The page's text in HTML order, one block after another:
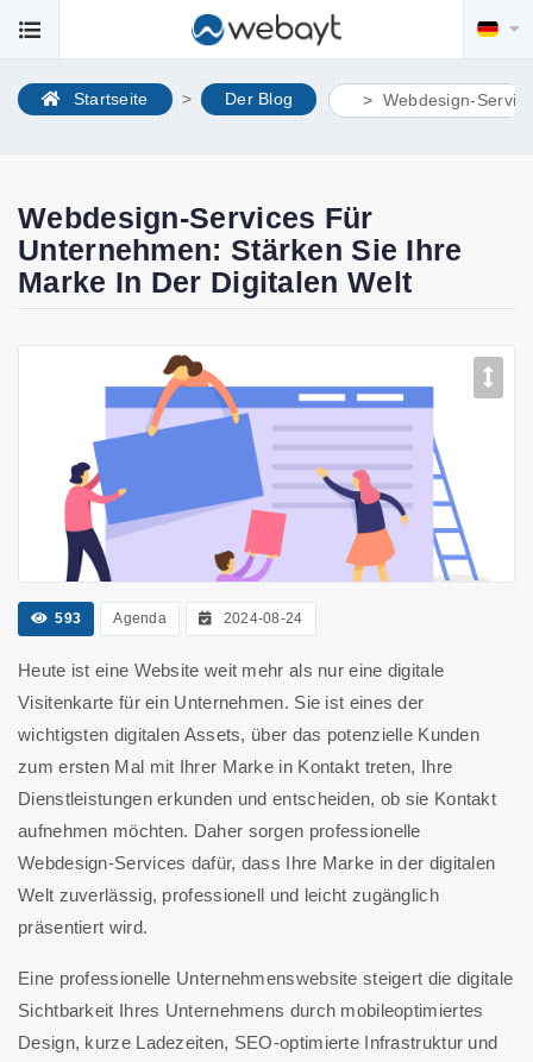
Startseite Der Blog Webdesign-
Webdesign-Services Für
Unternehmen: Stärken Sie Ihre
Marke In Der Digitalen Welt
593 Agenda 2024-08-24
Heute ist eine Website weit mehr als nur eine digitale
Visitenkarte für ein Unternehmen. Sie ist eines der
wichtigsten digitalen Assets, über das potenzielle Kunden
zum ersten Mal mit Ihrer Marke in Kontakt treten, Ihre
Dienstleistungen erkunden und entscheiden, ob sie Kontakt
aufnehmen möchten. Daher sorgen professionelle
Webdesign-Services dafür, dass Ihre Marke in der digitalen
Welt zuverlässig, professionell und leicht zugänglich
präsentiert wird.
Eine professionelle Unternehmenswebsite steigert die digitale
Sichtbarkeit Ihres Unternehmens durch mobileoptimiertes
Design, kurze Ladezeiten, SEO-optimierte Infrastruktur und